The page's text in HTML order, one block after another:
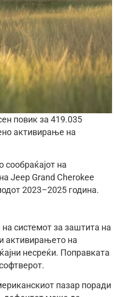
повик за 419.035
активирање на
на
Jeep Grand Cherokee
2023–2025 година.
системот за заштита на
активирањето на
несреќи. Поправката
пазар поради